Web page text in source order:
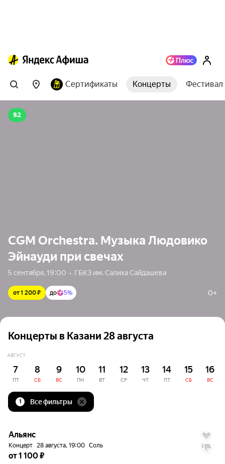
Сертификаты Концерты
9.2
CGM Orchestra. Музыка Людовико
Эйнауди при свечах
5 сентября, 19:00  •  ГБКЗ им. Салиха Сайдашева
от 1 200 ₽ до 5% 0+
Концерты в Казани 28 августа
АВГУСТ
7
ПТ
8
СБ
9
ВС
10
ПН
11
ВТ
12
СР
13
ЧТ
14
ПТ
15
СБ
16
ВС
1 Все фильтры
Альянс
Концерт 28 августа, 19:00 Соль
от 1 100 ₽